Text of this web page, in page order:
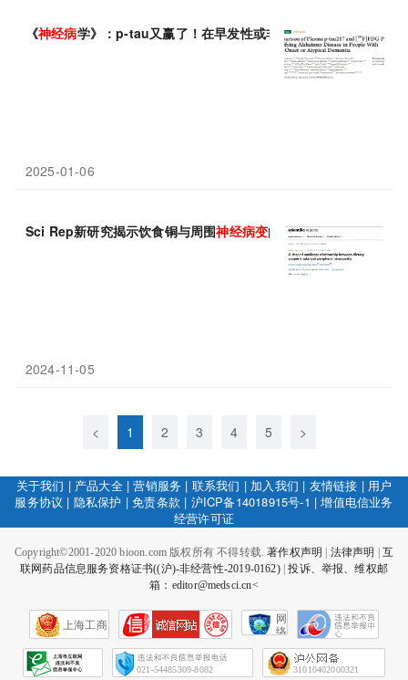
《神经病学》：p-tau又赢了！在早发性或非典型性痴呆症患者中
2025-01-06
Sci Rep新研究揭示饮食铜与周围神经病变的U型关系，铜摄入不
2024-11-05
< 1 2 3 4 5 >
关于我们 | 产品大全|营销服务 | 联系我们 | 加入我们 | 友情链接 | 用户
服务协议 | 隐私保护 |免责条款 | 沪ICP备14018915号-1 |增值电信业务
经营许可证
Copyright©2001-2020 bioon.com 版权所有 不得转载.著作权声明 法律声明
互
联网药品信息服务资格证书((沪)-非经营性-2019-0162)|投诉、举报、维权邮
箱：editor@medsci.cn<
上海工商
网
络
会
征
021-54485309-8082 31010402000321